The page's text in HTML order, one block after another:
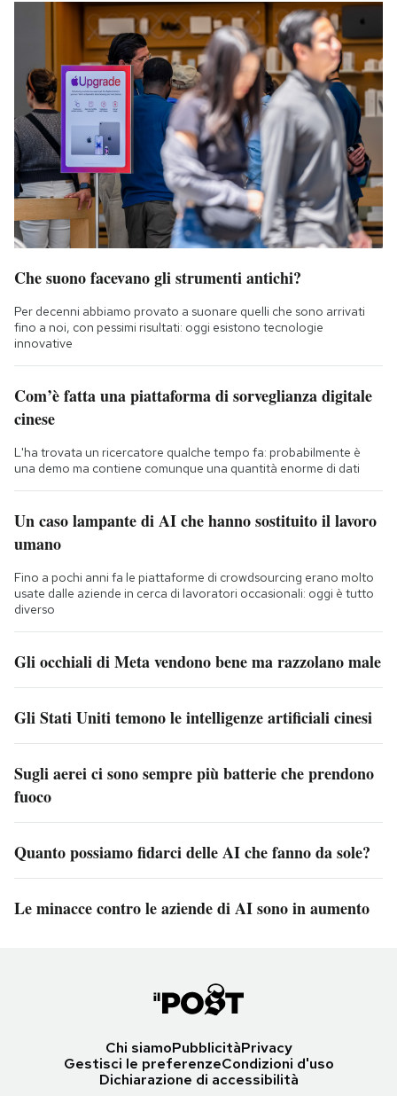
Che suono facevano gli strumenti antichi?
Per decenni abbiamo provato a suonare quelli che sono arrivati
fino a noi, con pessimi risultati: oggi esistono tecnologie
innovative
Com’è fatta una piattaforma di sorveglianza digitale
cinese
L'ha trovata un ricercatore qualche tempo fa: probabilmente è
una demo ma contiene comunque una quantità enorme di dati
Un caso lampante di AI che hanno sostituito il lavoro
umano
Fino a pochi anni fa le piattaforme di crowdsourcing erano molto
usate dalle aziende in cerca di lavoratori occasionali: oggi è tutto
diverso
Gli occhiali di Meta vendono bene ma razzolano male
Gli Stati Uniti temono le intelligenze artificiali cinesi
Sugli aerei ci sono sempre più batterie che prendono
fuoco
Quanto possiamo fidarci delle AI che fanno da sole?
Le minacce contro le aziende di AI sono in aumento
Chi siamoPubblicitàPrivacy
Gestisci le preferenzeCondizioni d'uso
Dichiarazione di accessibilità